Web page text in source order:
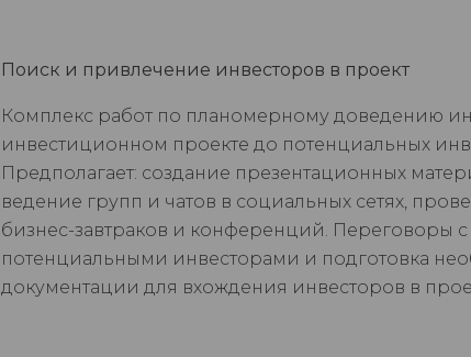
Поиск и привлечение инвесторов в проект
Комплекс работ по планомерному доведению
инвестиционном проекте до потенциальных
Предполагает: создание презентационных
ведение групп и чатов в социальных сетях,
бизнес-завтраков и конференций. Переговоры с
потенциальными инвесторами и подготовка
документации для вхождения инвесторов в